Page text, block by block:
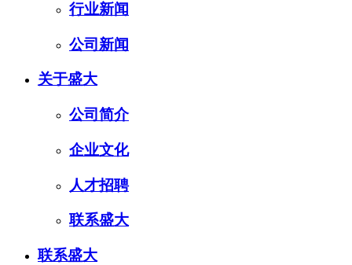
行业新闻
公司新闻
关于盛大
公司简介
企业文化
人才招聘
联系盛大
联系盛大